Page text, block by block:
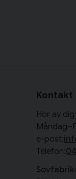
Kontakt
Hör av
e-post:
Telefon: